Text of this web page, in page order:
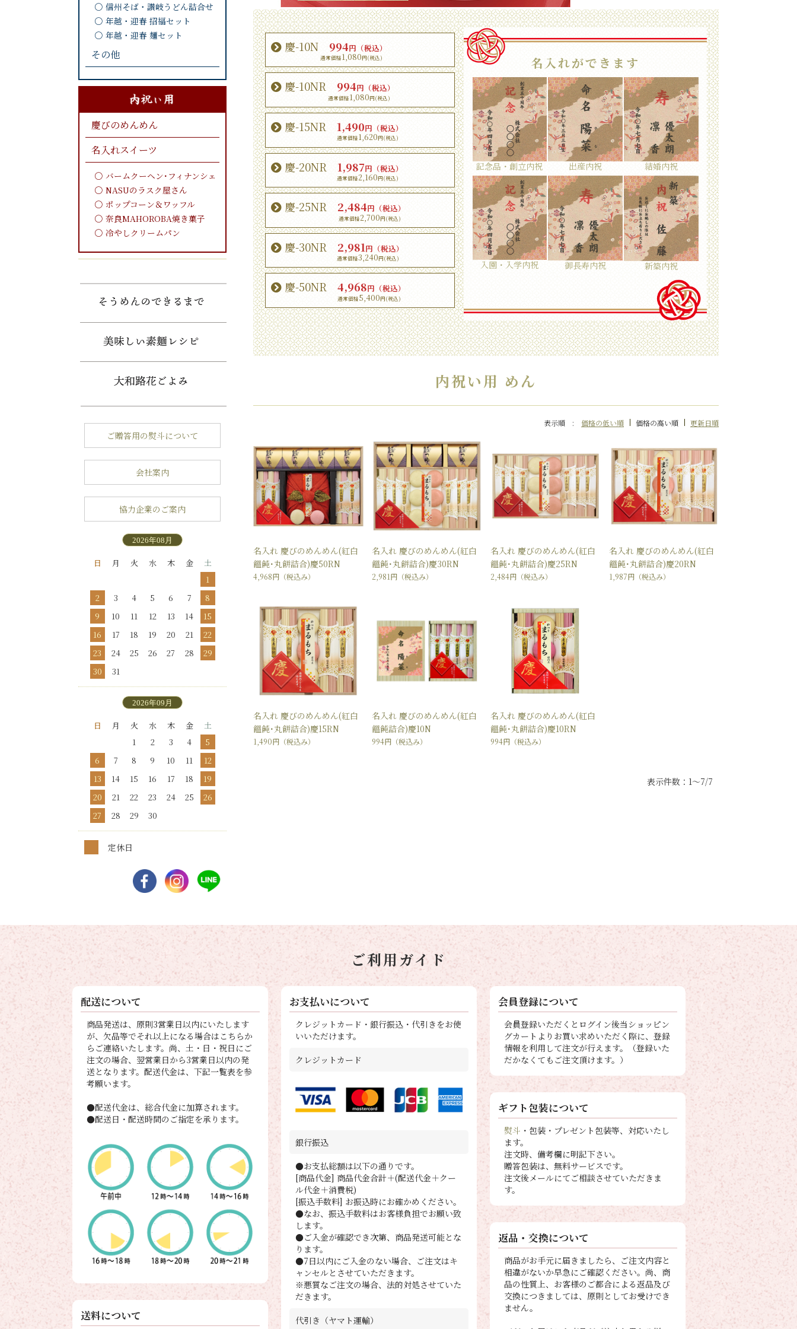
名入れができます
記念品・創立内祝 出産内祝 結婚内祝
入園・入学内祝 御長寿内祝 新築内祝
慶-10N 994円（税込）
1,080
慶-10NR 994円（税込）
1,080
慶-15NR 1,490円（税込）
1,620
慶-20NR 1,987円（税込）
2,160
慶-25NR 2,484円（税込）
2,700
慶-30NR 2,981円（税込）
3,240
慶-50NR 4,968円（税込）
5,400
内祝い用 めん
表示順 : 価格の低い順 価格の高い順 更新日順
名入れ 慶びのめんめん(紅白
饂飩･丸餅詰合)慶50RN
4,968円 （税込み）
名入れ 慶びのめんめん(紅白
饂飩･丸餅詰合)慶30RN
2,981円 （税込み）
名入れ 慶びのめんめん(紅白
饂飩･丸餅詰合)慶25RN
2,484円 （税込み）
名入れ 慶びのめんめん(紅白
饂飩･丸餅詰合)慶20RN
1,987円 （税込み）
名入れ 慶びのめんめん(紅白
饂飩･丸餅詰合)慶15RN
1,490円 （税込み）
名入れ 慶びのめんめん(紅白
饂飩詰合)慶10N
994円 （税込み）
名入れ 慶びのめんめん(紅白
饂飩･丸餅詰合)慶10RN
994円 （税込み）
表示件数：1～7/7
信州そば・讃岐うどん詰合せ
年越・迎春 招福セット
年越・迎春 麺セット
その他
慶びのめんめん
名入れスイーツ
バームクーヘン･フィナンシェ
NASUのラスク屋さん
ポップコーン＆ワッフル
奈良MAHOROBA焼き菓子
冷やしクリームパン
ご贈答用の熨斗について
会社案内
協力企業のご案内
2026年08月
日 月 火 水 木 金
土
1
2
3 4 5 6 7
8
9
10 11 12 13 14
15
16
17 18 19 20 21
22
23
24 25 26 27 28
29
30
31
2026年09月
日 月 火 水 木 金
土
1
2 3 4
5
6
7 8 9 10 11
12
13
14 15 16 17 18
19
20
21 22 23 24 25
26
27
28 29 30
定休日
ご利用ガイド
配送について
商品発送は、原則3営業日以内にいたします
が、欠品等でそれ以上になる場合はこちらか
らご連絡いたします。尚、土・日・祝日にご
注文の場合、翌営業日から3営業日以内の発
送となります。配送代金は、下記一覧表を参
考願います。
●配送代金は、総合代金に加算されます。
●配送日・配送時間のご指定を承ります。
送料について
お支払いについて
クレジットカード・銀行振込・代引きをお使
いいただけます。
クレジットカード
銀行振込
●お支払総額は以下の通りです。
[商品代金] 商品代金合計＋(配送代金＋クー
ル代金＋消費税)
[振込手数料] お振込時にお確かめください。
●なお、振込手数料はお客様負担でお願い致
します。
●ご入金が確認でき次第、商品発送可能とな
ります。
●7日以内にご入金のない場合、ご注文はキ
ャンセルとさせていただきます。
※悪質なご注文の場合、法的対処させていた
だきます。
代引き（ヤマト運輸）
会員登録について
会員登録いただくとログイン後当ショッピン
グカートよりお買い求めいただく際に、登録
情報を利用して注文が行えます。（登録いた
だかなくてもご注文頂けます。）
ギフト包装について
熨斗 ・包装・プレゼント包装等、対応いたし
ます。
注文時、備考欄に明記下さい。
贈答包装は、無料サービスです。
注文後メールにてご相談させていただきま
す。
返品・交換について
商品がお手元に届きましたら、ご注文内容と
相違がないか早急にご確認ください。尚、商
品の性質上、お客様のご都合による返品及び
交換につきましては、原則としてお受けでき
ません。